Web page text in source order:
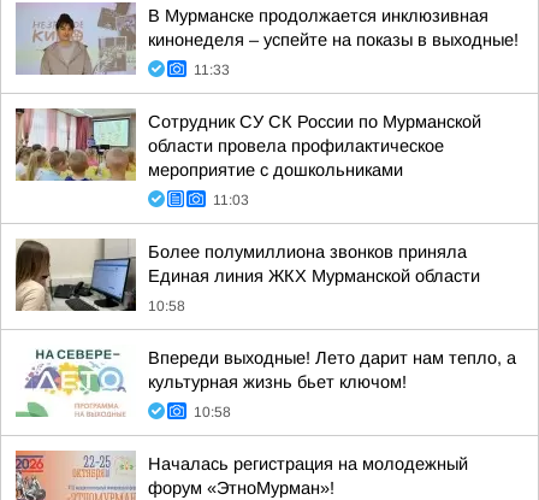
В Мурманске продолжается инклюзивная
кинонеделя – успейте на показы в выходные!
11:33
Сотрудник СУ СК России по Мурманской
области провела профилактическое
мероприятие с дошкольниками
11:03
Более полумиллиона звонков приняла
Единая линия ЖКХ Мурманской области
10:58
Впереди выходные! Лето дарит нам тепло, а
культурная жизнь бьет ключом!
10:58
Началась регистрация на молодежный
форум «ЭтноМурман»!